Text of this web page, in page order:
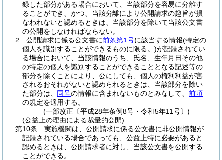
録した部分がある場合において、当該部分を容易に分離す
ることができ、かつ、当該分離により公開請求の趣旨が損
なわれないと認めるときは、当該部分を除いて当該公文書
の公開をしなければならない。
2
公開請求に係る公文書に前条第1号に該当する情報(特定の
個人を識別することができるものに限る。)が記録されてい
る場合において、当該情報のうち、氏名、生年月日その他
の特定の個人を識別することができることとなる記述等の
部分を除くことにより、公にしても、個人の権利利益が害
されるおそれがないと認められるときは、当該部分を除い
た部分は、 同号の情報に含まれないものとみなして、 前項
の規定を適用する。
(一部改正〔平成28年条例8号・令和5年11号〕)
(公益上の理由による裁量的公開)
第10条
実施機関は、公開請求に係る公文書に非公開情報が
記録されている場合であっても、公益上特に必要があると
認めるときは、公開請求者に対し、当該公文書を公開する
ことができる。